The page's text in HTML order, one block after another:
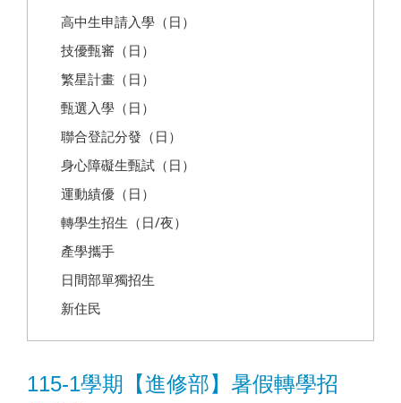
高中生申請入學（日）
技優甄審（日）
繁星計畫（日）
甄選入學（日）
聯合登記分發（日）
身心障礙生甄試（日）
運動績優（日）
轉學生招生（日/夜）
產學攜手
日間部單獨招生
新住民
115-1學期【進修部】暑假轉學招